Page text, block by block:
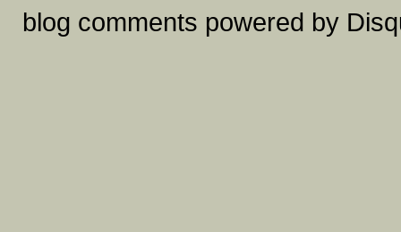
blog comments powered by